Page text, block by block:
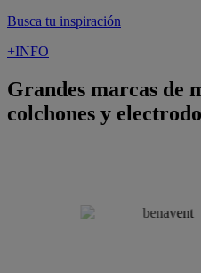
Busca tu inspiración
+INFO
Grandes marcas de
colchones y